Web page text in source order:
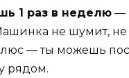
1 раз в неделю —
не шумит, не
— ты можешь
рядом.